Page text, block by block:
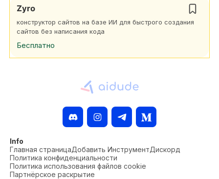
Zyro
конструктор сайтов на базе ИИ для быстрого создания
сайтов без написания кода
Бесплатно
Info
Главная страницаДобавить ИнструментДискорд
Политика конфиденциальности
Политика использования файлов cookie
Партнёрское раскрытие